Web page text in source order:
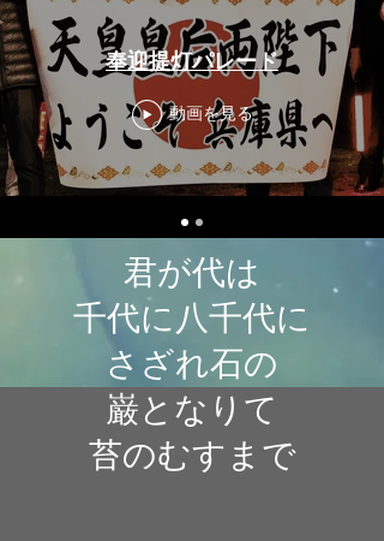
奉迎提灯パレード
動画を見る
君が代は
千代に八千代に
さざれ石の
巌となりて
苔のむすまで